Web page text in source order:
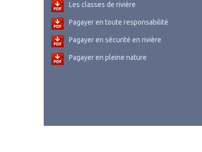
Les classes de rivière
Pagayer en toute responsabilité
Pagayer en sécurité en rivière
Pagayer en pleine nature